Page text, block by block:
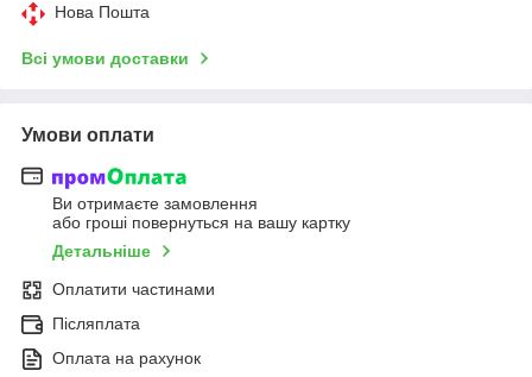
Нова Пошта
Всі умови доставки
Умови оплати
Ви отримаєте замовлення
або гроші повернуться на вашу картку
Детальніше
Оплатити частинами
Післяплата
Оплата на рахунок